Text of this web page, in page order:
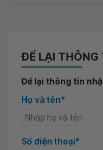
ĐỂ LẠI
Để lại thông tin
Họ và tên*
Số điện thoại*